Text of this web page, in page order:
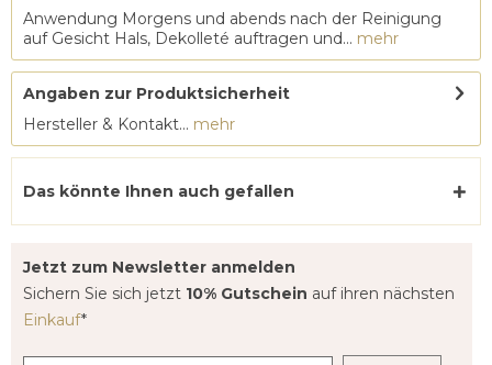
Anwendung Morgens und abends nach der Reinigung
auf Gesicht Hals, Dekolleté auftragen und... mehr
Angaben zur Produktsicherheit
Hersteller & Kontakt... mehr
Das könnte Ihnen auch gefallen
Jetzt zum Newsletter anmelden
Sichern Sie sich jetzt 10% Gutschein auf ihren nächsten
Einkauf*